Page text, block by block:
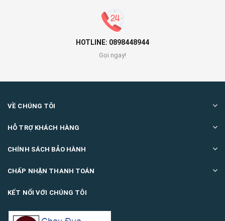
HOTLINE: 0898448944
Gọi ngay!
VỀ CHÚNG TÔI
HỖ TRỢ KHÁCH HÀNG
CHÍNH SÁCH BẢO HÀNH
CHẤP NHẬN THANH TOÁN
KẾT NỐI VỚI CHÚNG TÔI